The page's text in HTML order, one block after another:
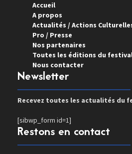
Accueil
A propos
Actualités / Actions
Pro / Presse
Nos partenaires
Toutes les éditions du
Nous contacter
Newsletter
Recevez toutes les actualités du
[sibwp_form id=1]
Restons en contact